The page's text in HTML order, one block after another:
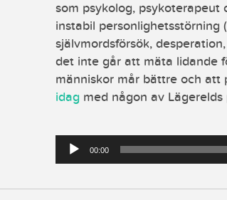
som psykolog,
instabil personlighetsstörning
självmordsförsök,
det inte går att mäta lidande
människor mår bättre och att
idag med någon av Lägerelds
00:00